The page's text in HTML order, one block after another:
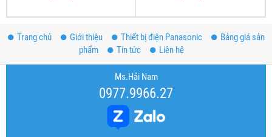
Trang chủ Giới thiệu Thiết bị điện Panasonic
Bảng giá sản
phẩm
Tin tức Liên hệ
Ms.Hải Nam
0977.9966.27